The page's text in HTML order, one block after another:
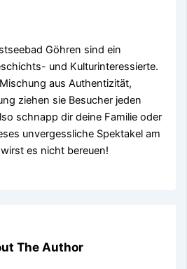
Göhren sind ein
und Kulturinteressierte.
aus Authentizität,
ziehen sie Besucher jeden
schnapp dir deine Familie oder
unvergessliche Spektakel am
es nicht bereuen!
The Author